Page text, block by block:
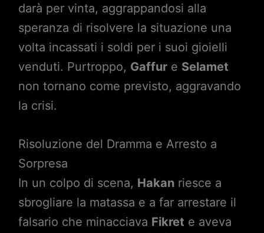
darà per vinta, aggrappandosi alla
speranza di risolvere la situazione una
volta incassati i soldi per i suoi gioielli
venduti. Purtroppo, Gaffure Selamet
non tornano come previsto, aggravando
la crisi.
Risoluzione del Dramma e Arresto a
Sorpresa
In un colpo di scena, Hakanriesce a
sbrogliare la matassa e a far arrestare il
falsario che minacciava Fikret e aveva